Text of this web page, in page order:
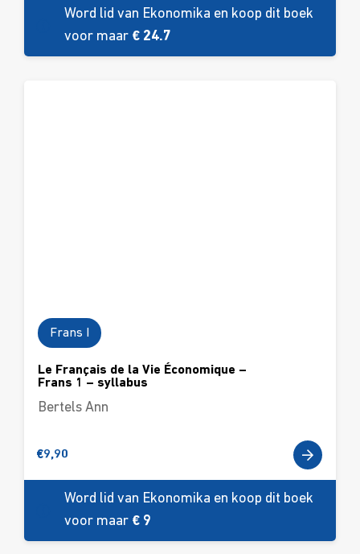
Word lid van Ekonomika en koop dit boek
voor maar € 24.7
Frans I
Le Français de la Vie Économique –
Frans 1 – syllabus
Bertels Ann
€9,90
Word lid van Ekonomika en koop dit boek
voor maar € 9